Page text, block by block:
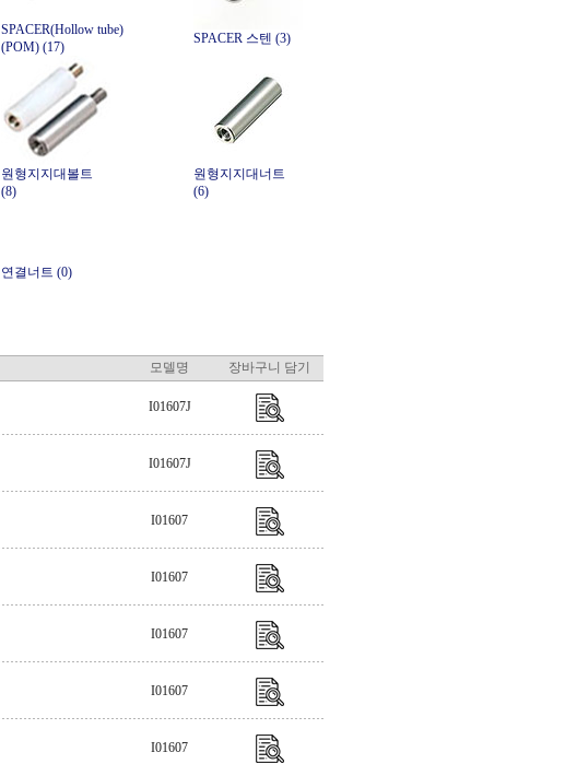
SPACER(Hollow tube)
(POM) (17)
SPACER 스텐 (3)
원형지지대볼트
(8)
원형지지대너트
(6)
연결너트 (0)
모델명 장바구니 담기
I01607J
I01607J
I01607
I01607
I01607
I01607
I01607